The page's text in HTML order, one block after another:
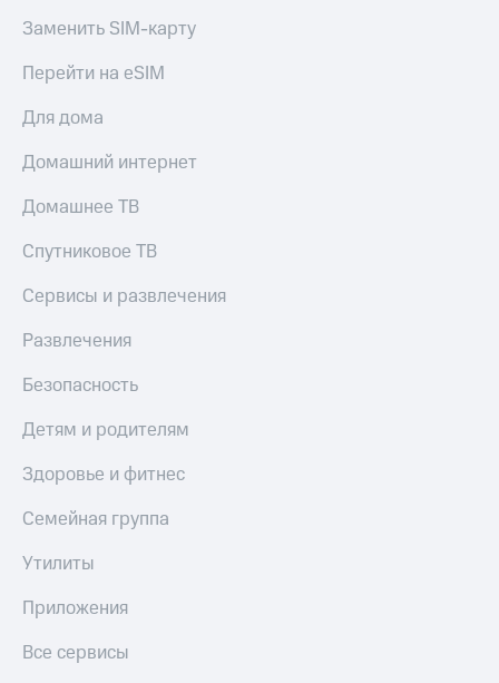
Заменить SIM-карту
Перейти на eSIM
Для дома
Домашний интернет
Домашнее ТВ
Спутниковое ТВ
Сервисы и развлечения
Развлечения
Безопасность
Детям и родителям
Здоровье и фитнес
Семейная группа
Утилиты
Приложения
Все сервисы